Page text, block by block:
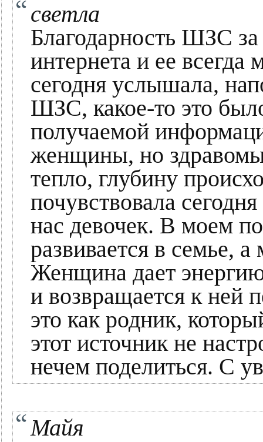
светла
Благодарность ШЗС за
интернета и ее
сегодня услышала,
ШЗС, какое-то это
получаемой
женщины, но
тепло, глубину
почувствовала
нас девочек. В моем
развивается в семье,
Женщина дает энергию
и возвращается к ней
это как родник,
этот источник не
нечем поделиться. С
Майя